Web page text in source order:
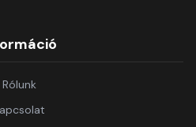
Rólunk